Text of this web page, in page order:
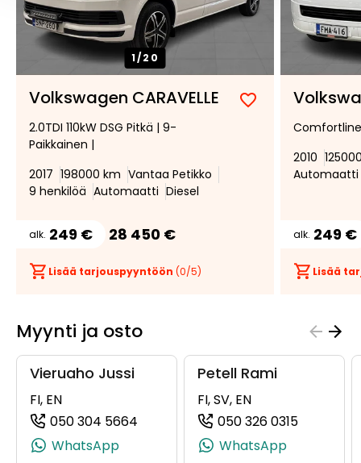
1/20
Volkswagen CARAVELLE
Lisää
suosikiksi
Poista
suosikeista
2.0TDI 110kW DSG Pitkä | 9-
Paikkainen |
2017 198000 km Vantaa Petikko
9 henkilöä Automaatti Diesel
alk. 249 € 28 450 €
Lisää tarjouspyyntöön (0/5)
Comfortline
2010
Automaatti
alk. 249 €
Lisää
Myynti ja osto
Vieruaho Jussi
FI, EN
050 304 5664
(+358503045664, 0503045664,
WhatsApp
Petell Rami
FI, SV, EN
050 326 0315
WhatsApp